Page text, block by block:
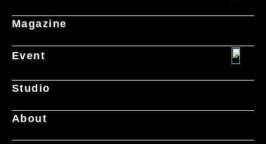
Magazine
Event
Studio
About